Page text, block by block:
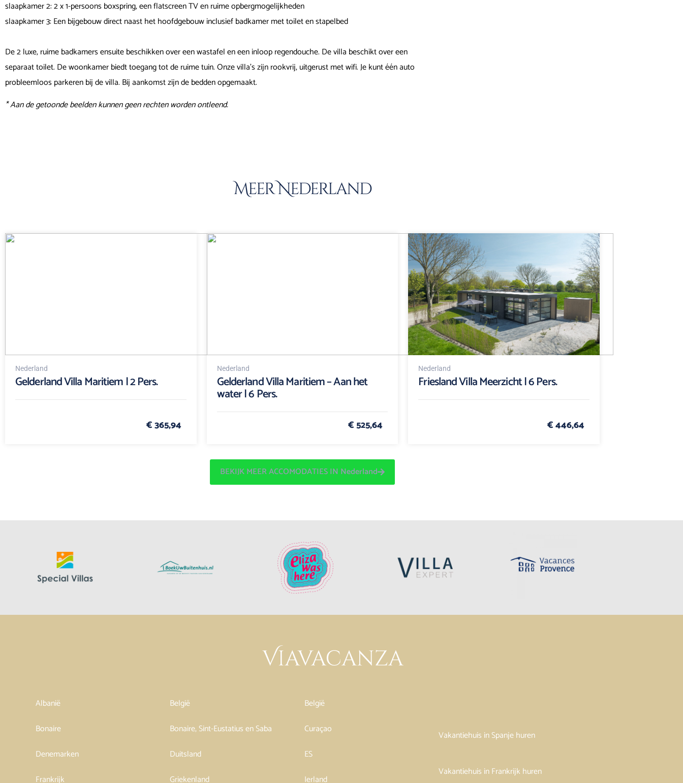
slaapkamer 2: 2 x 1-persoons boxspring, een flatscreen TV en ruime opbergmogelijkheden
slaapkamer 3: Een bijgebouw direct naast het hoofdgebouw inclusief badkamer met toilet en stapelbed
De 2 luxe, ruime badkamers ensuite beschikken over een wastafel en een inloop regendouche. De villa beschikt over een
separaat toilet. De woonkamer biedt toegang tot de ruime tuin. Onze villa’s zijn rookvrij, uitgerust met wifi. Je kunt één auto
probleemloos parkeren bij de villa. Bij aankomst zijn de bedden opgemaakt.
* Aan de getoonde beelden kunnen geen rechten worden ontleend.
Meer Nederland
Nederland
Gelderland Villa Maritiem | 2 Pers.
€ 365,94
Nederland
Gelderland Villa Maritiem – Aan het
water | 6 Pers.
€ 525,64
Nederland
Friesland Villa Meerzicht | 6 Pers.
€ 446,64
BEKIJK MEER ACCOMODATIES IN Nederland
Albanië België
België
Bonaire
Bonaire, Sint-Eustatius en Saba
Curaçao
Denemarken
Duitsland
ES
Frankrijk
Griekenland Ierland
Vakantiehuis in Spanje huren
Vakantiehuis in Frankrijk huren